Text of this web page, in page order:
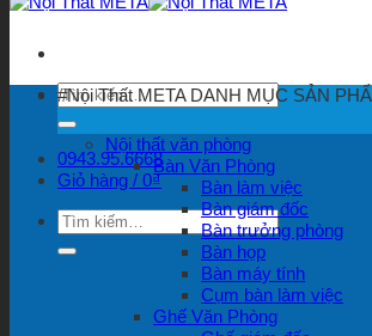
Tìm
kiếm:
0943.95.6668
Giỏ hàng / 0₫
Tìm
kiếm:
#Nội Thất METADANH MỤC SẢN
Nội thất văn phòng
Bàn Văn Phòng
Bàn làm việc
Bàn giám đốc
Bàn trưởng phòng
Bàn họp
Bàn máy tính
Cụm bàn làm việc
Ghế Văn Phòng